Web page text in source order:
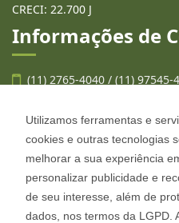
Utilizamos ferramentas e
cookies e outras tecnologias
melhorar a sua experiência
personalizar publicidade e
de seu interesse, além de
dados, nos termos da LGPD.
CRECI: 22.700 J
Informações de
(11) 2765-4040 / (11) 97545-
LLAFRAN NEGÓCIOS
Estr. São Francisco, 2008,
Taboão da Serra - São